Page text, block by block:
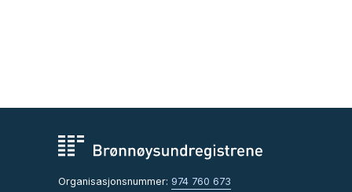
Organisasjonsnummer: 974 760 673